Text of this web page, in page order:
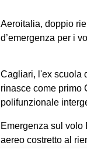
Aeroitalia, doppio
d’emergenza per i
Cagliari, l'ex scuola
rinasce come primo
polifunzionale
Emergenza sul volo
aereo costretto al